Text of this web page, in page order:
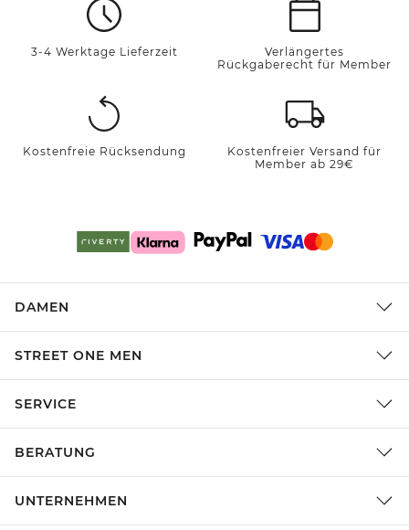
3-4 Werktage Lieferzeit
Verlängertes
Rückgaberecht für Member
Kostenfreie Rücksendung
Kostenfreier Versand für
Member ab 29€
DAMEN
STREET ONE MEN
SERVICE
BERATUNG
UNTERNEHMEN